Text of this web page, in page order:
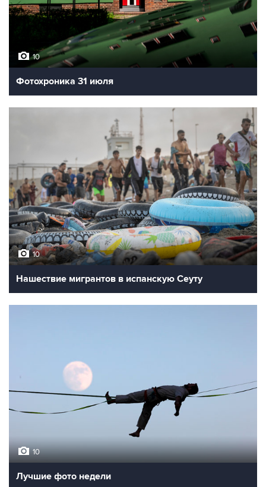
10
Фотохроника 31 июля
10
Нашествие мигрантов в испанскую Сеуту
10
Лучшие фото недели